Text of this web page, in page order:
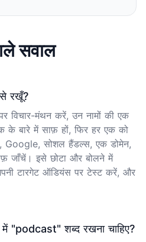
सवाल
रखूँ?
मंथन करें, उन नामों की एक
के बारे में साफ़ हों, फिर हर एक को
सोशल हैंडल्स, एक डोमेन,
जाँचें। इसे छोटा और बोलने में
टारगेट ऑडियंस पर टेस्ट करें, और
"podcast" शब्द रखना चाहिए?